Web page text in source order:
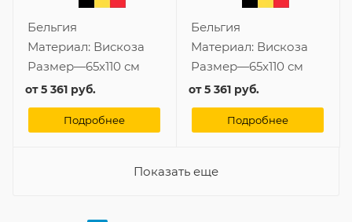
Бельгия
Материал: Вискоза
Размер—65x110 см
от5 361 руб.
Подробнее
Бельгия
Материал: Вискоза
Размер—65x110 см
от5 361 руб.
Подробнее
Показать еще